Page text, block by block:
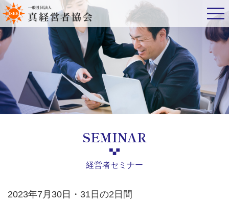
SEMINAR
経営者セミナー
2023年7月30日・31日の2日間